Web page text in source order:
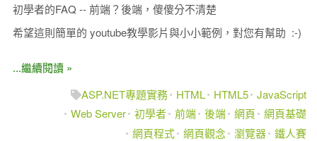
初學者的FAQ -- 前端？後端，傻傻分不清楚
希望這則簡單的 youtube教學影片與小小範例，對您有幫助 :-)
...繼續閱讀 »
ASP.NET專題實務
HTML HTML5 JavaScript
Web Server 初學者 前端 後端 網頁
網頁基礎
網頁程式 網頁觀念 瀏覽器 鐵人賽